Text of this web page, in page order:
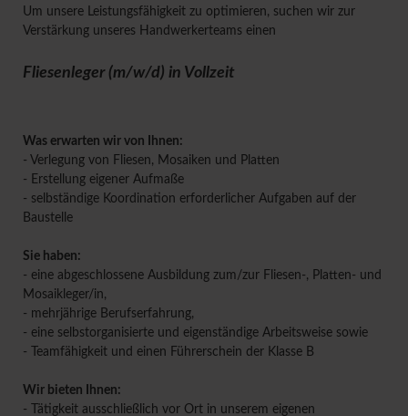
Um unsere Leistungsfähigkeit zu optimieren, suchen wir zur
Verstärkung unseres Handwerkerteams einen
Fliesenleger (m/w/d) in Vollzeit
Was erwarten wir von Ihnen:
- Verlegung von Fliesen, Mosaiken und Platten
- Erstellung eigener Aufmaße
- selbständige Koordination erforderlicher Aufgaben auf der
Baustelle
Sie haben:
- eine abgeschlossene Ausbildung zum/zur Fliesen-, Platten- und
Mosaikleger/in,
- mehrjährige Berufserfahrung,
- eine selbstorganisierte und eigenständige Arbeitsweise sowie
- Teamfähigkeit und einen Führerschein der Klasse B
Wir bieten Ihnen:
- Tätigkeit ausschließlich vor Ort in unserem eigenen